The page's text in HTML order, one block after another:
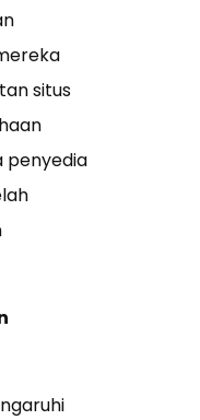
situs
penyedia